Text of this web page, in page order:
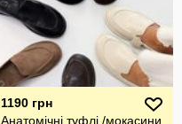
1190 грн
Анатомічні туфлі /мокасини